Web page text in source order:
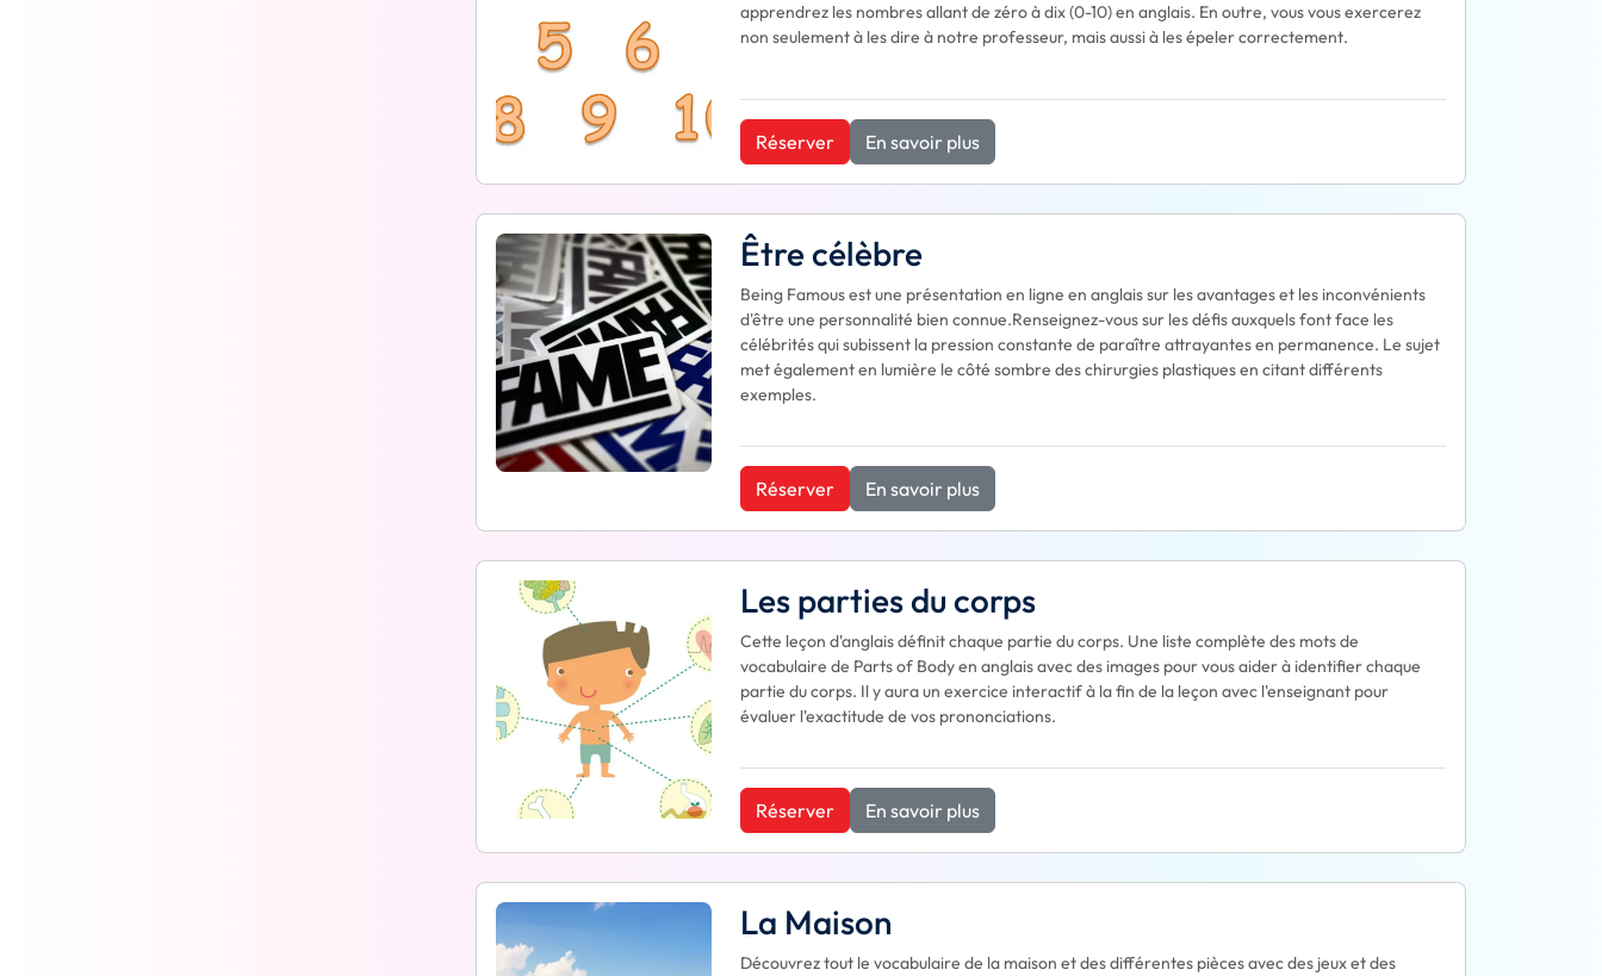
apprendrez les nombres allant de zéro à dix (0-10) en anglais. En outre, vous vous exercerez
non seulement à les dire à notre professeur, mais aussi à les épeler correctement.
Réserver En savoir plus
Être célèbre
Being Famous est une présentation en ligne en anglais sur les avantages et les inconvénients
d'être une personnalité bien connue.Renseignez-vous sur les défis auxquels font face les
célébrités qui subissent la pression constante de paraître attrayantes en permanence. Le sujet
met également en lumière le côté sombre des chirurgies plastiques en citant différents
exemples.
Réserver En savoir plus
Les parties du corps
Cette leçon d'anglais définit chaque partie du corps. Une liste complète des mots de
vocabulaire de Parts of Body en anglais avec des images pour vous aider à identifier chaque
partie du corps. Il y aura un exercice interactif à la fin de la leçon avec l'enseignant pour
évaluer l'exactitude de vos prononciations.
Réserver En savoir plus
La Maison
Découvrez tout le vocabulaire de la maison et des différentes pièces avec des jeux et des